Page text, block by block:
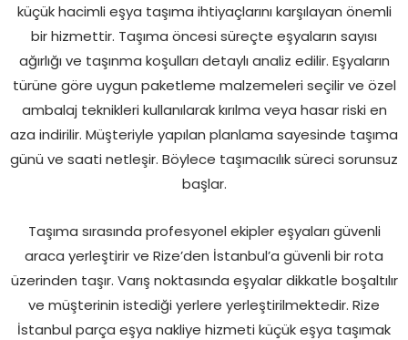
küçük hacimli eşya taşıma ihtiyaçlarını karşılayan önemli
bir hizmettir. Taşıma öncesi süreçte eşyaların sayısı
ağırlığı ve taşınma koşulları detaylı analiz edilir. Eşyaların
türüne göre uygun paketleme malzemeleri seçilir ve özel
ambalaj teknikleri kullanılarak kırılma veya hasar riski en
aza indirilir. Müşteriyle yapılan planlama sayesinde taşıma
günü ve saati netleşir. Böylece taşımacılık süreci sorunsuz
başlar.
Taşıma sırasında profesyonel ekipler eşyaları güvenli
araca yerleştirir ve Rize’den İstanbul’a güvenli bir rota
üzerinden taşır. Varış noktasında eşyalar dikkatle boşaltılır
ve müşterinin istediği yerlere yerleştirilmektedir. Rize
İstanbul parça eşya nakliye hizmeti küçük eşya taşımak